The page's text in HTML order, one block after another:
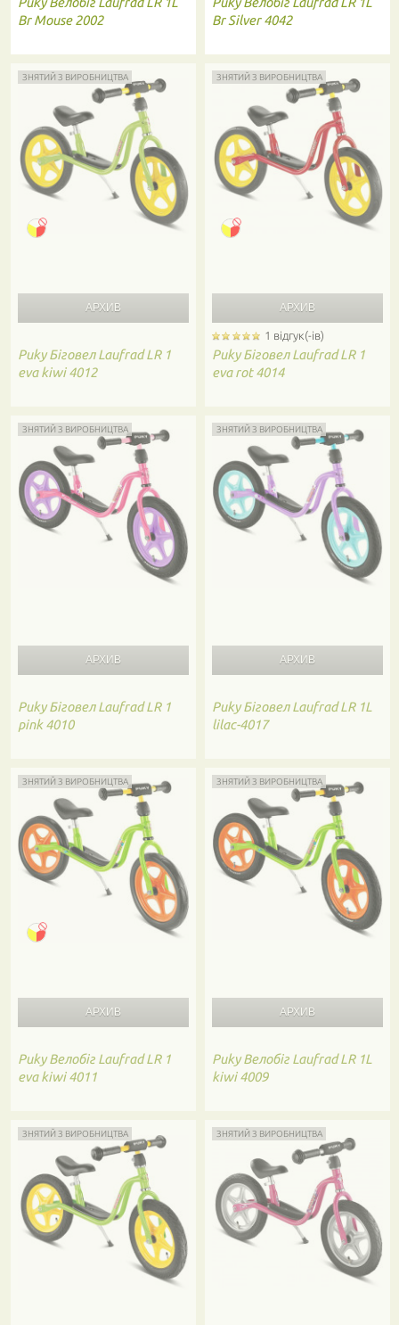
Br Mouse 2002
Br Silver 4042
ЗНЯТИЙ З ВИРОБНИЦТВА
Puky Біговел Laufrad LR 1
eva kiwi 4012
ЗНЯТИЙ З ВИРОБНИЦТВА
1 відгук(-ів)
Puky Біговел Laufrad LR 1
eva rot 4014
ЗНЯТИЙ З ВИРОБНИЦТВА
Puky Біговел Laufrad LR 1
pink 4010
ЗНЯТИЙ З ВИРОБНИЦТВА
Puky Біговел Laufrad LR 1L
lilac-4017
ЗНЯТИЙ З ВИРОБНИЦТВА
Puky Велобіг Laufrad LR 1
eva kiwi 4011
ЗНЯТИЙ З ВИРОБНИЦТВА
Puky Велобіг Laufrad LR 1L
kiwi 4009
ЗНЯТИЙ З ВИРОБНИЦТВА ЗНЯТИЙ З ВИРОБНИЦТВА